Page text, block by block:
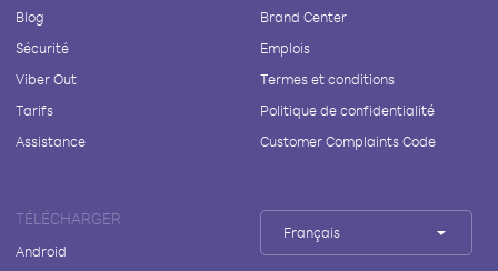
Blog
Sécurité
Viber Out
Tarifs
Assistance
Brand Center
Emplois
Termes et conditions
Politique de confidentialité
Customer Complaints Code
TÉLÉCHARGER
Android
Français